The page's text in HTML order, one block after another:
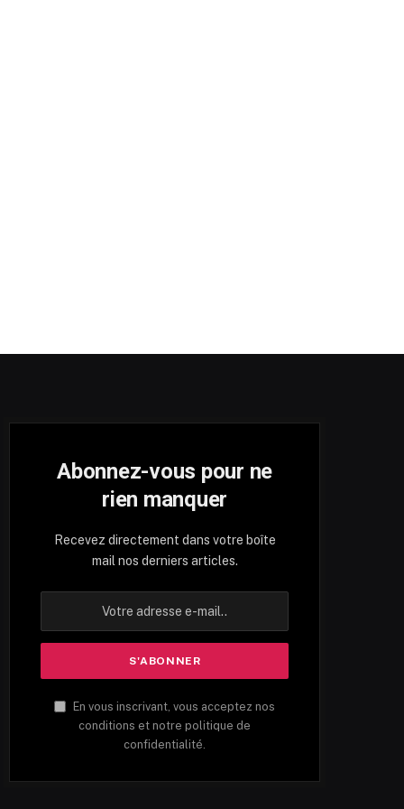
Abonnez-vous pour ne
rien manquer
Recevez directement dans votre boîte
mail nos derniers articles.
En vous inscrivant, vous acceptez nos
conditions et notre politique de
confidentialité.